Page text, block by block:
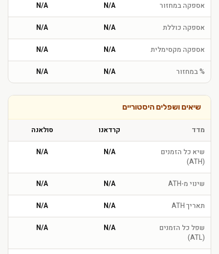
אספקה במחזור N/A
N/A
אספקה כוללת N/A
N/A
אספקה מקסימלית N/A
N/A
% במחזור N/A
N/A
שיאים ושפלים היסטוריים
מדד קרדאנו סולאנה
שיא כל הזמנים
(ATH)
N/A
N/A
שינוי מ-ATH N/A
N/A
תאריך ATH N/A
N/A
שפל כל הזמנים
(ATL)
N/A
N/A